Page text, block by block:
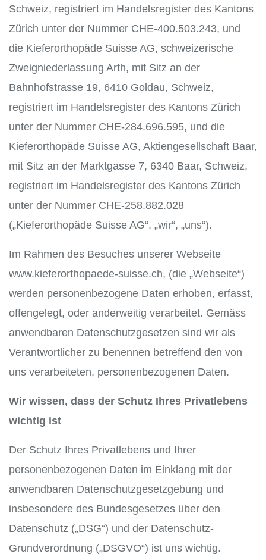
Schweiz, registriert im Handelsregister des Kantons
Zürich unter der Nummer CHE-400.503.243, und
die Kieferorthopäde Suisse AG, schweizerische
Zweigniederlassung Arth, mit Sitz an der
Bahnhofstrasse 19, 6410 Goldau, Schweiz,
registriert im Handelsregister des Kantons Zürich
unter der Nummer CHE-284.696.595, und die
Kieferorthopäde Suisse AG, Aktiengesellschaft Baar,
mit Sitz an der Marktgasse 7, 6340 Baar, Schweiz,
registriert im Handelsregister des Kantons Zürich
unter der Nummer CHE-258.882.028
(„Kieferorthopäde Suisse AG“, „wir“, „uns“).
Im Rahmen des Besuches unserer Webseite
www.kieferorthopaede-suisse.ch, (die „Webseite“)
werden personenbezogene Daten erhoben, erfasst,
offengelegt, oder anderweitig verarbeitet. Gemäss
anwendbaren Datenschutzgesetzen sind wir als
Verantwortlicher zu benennen betreffend den von
uns verarbeiteten, personenbezogenen Daten.
Wir wissen, dass der Schutz Ihres Privatlebens
wichtig ist
Der Schutz Ihres Privatlebens und Ihrer
personenbezogenen Daten im Einklang mit der
anwendbaren Datenschutzgesetzgebung und
insbesondere des Bundesgesetzes über den
Datenschutz („DSG“) und der Datenschutz-
Grundverordnung („DSGVO“) ist uns wichtig.